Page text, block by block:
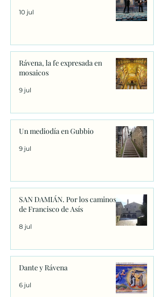
10 jul
Rávena, la fe expresada en
mosaicos
9 jul
Un mediodía en Gubbio
9 jul
SAN DAMIÁN. Por los caminos
de Francisco de Asís
8 jul
Dante y Rávena
6 jul